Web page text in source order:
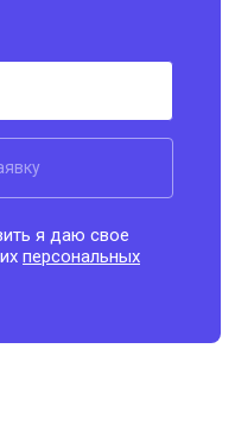
я даю свое
персональных